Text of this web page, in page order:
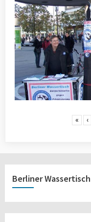
« ‹
Berliner Wassertisch